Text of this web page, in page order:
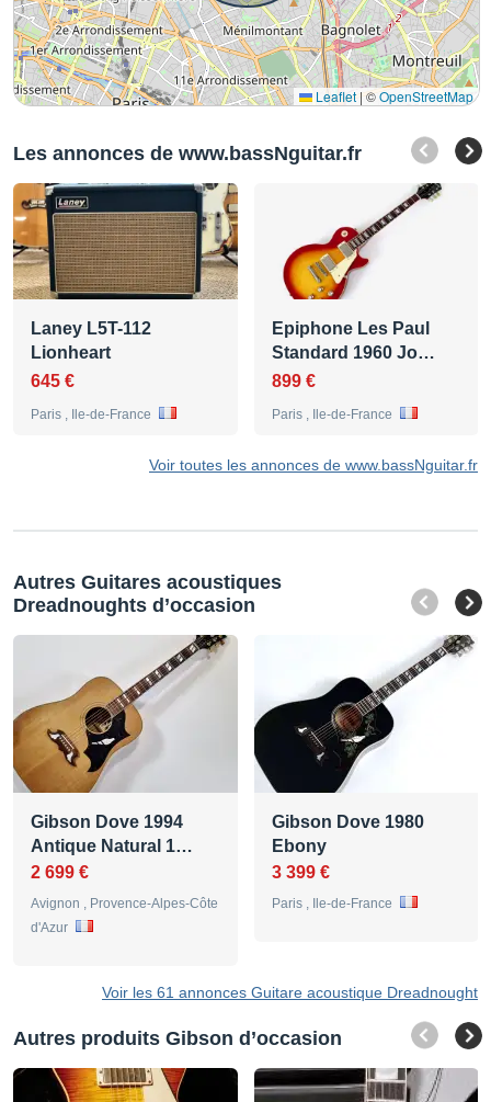
Leaflet|©OpenStreetMap
Les annonces de www.bassNguitar.fr
Laney L5T-112
Lionheart
645 €
Paris , Ile-de-France
Epiphone Les Paul
Standard 1960 Jo…
899 €
Paris , Ile-de-France
Voir toutes les annonces de www.bassNguitar.fr
Autres Guitares acoustiques
Dreadnoughts d’occasion
Gibson Dove 1994
Antique Natural 1…
2 699 €
Avignon , Provence-Alpes-Côte
d'Azur
Gibson Dove 1980
Ebony
3 399 €
Paris , Ile-de-France
Voir les 61 annonces Guitare acoustique Dreadnought
Autres produits Gibson d’occasion